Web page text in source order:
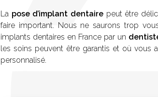
La pose d’implant dentairepeut être
faire important. Nous ne saurons trop
implants dentaires en France par un
les soins peuvent être garantis et où vous
personnalisé.